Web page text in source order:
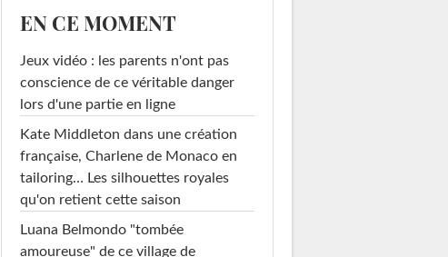
EN CE MOMENT
Jeux vidéo : les parents n'ont pas
conscience de ce véritable danger
lors d'une partie en ligne
Kate Middleton dans une création
française, Charlene de Monaco en
tailoring… Les silhouettes royales
qu'on retient cette saison
Luana Belmondo "tombée
amoureuse" de ce village de